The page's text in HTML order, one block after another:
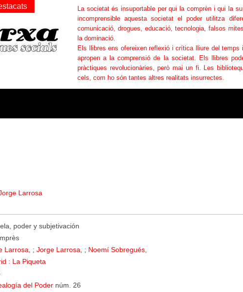
Larrosa
poder y subjetivación
Larrosa , ; Jorge Larrosa , ; Noemí Sobregués
: La Piqueta
del Poder núm. 26
La societat és insuportable per qui la comprèn i qui la
incomprensible aquesta societat el poder utilitza
comunicació, drogues, educació, tecnologia, falsos
la dominació.
Els llibres ens ofereixen reflexió i crítica lliure del
apropen a la comprensió de la societat. Els llibres
pràctiques revolucionàries, però mai un fi. Les
cels, com ho són tantes altres realitats insurrectes.